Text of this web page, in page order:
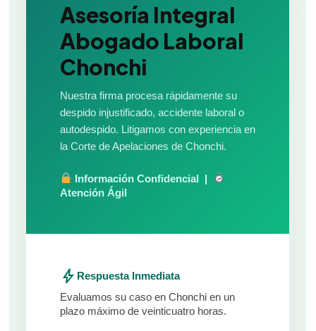
Asesoría Integral
Abogado Laboral
Chonchi
Nuestra firma procesa rápidamente su
despido injustificado, accidente laboral o
autodespido. Litigamos con experiencia en
la Corte de Apelaciones de Chonchi.
Información Confidencial |
Atención Ágil
bolt Respuesta Inmediata
Evaluamos su caso en Chonchi en un
plazo máximo de veinticuatro horas.